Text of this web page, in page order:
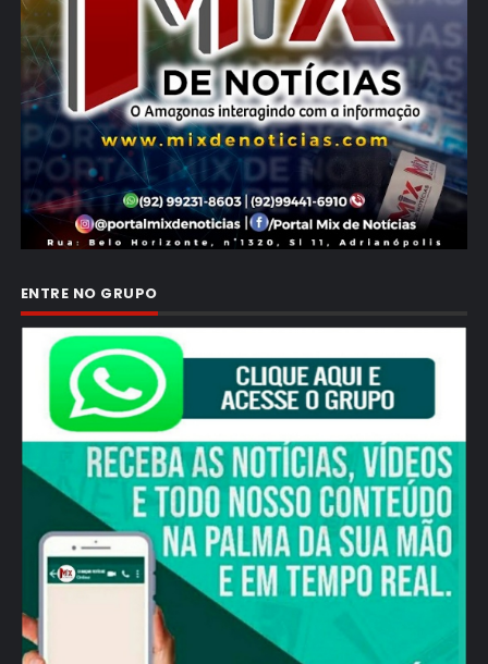
ENTRE NO GRUPO